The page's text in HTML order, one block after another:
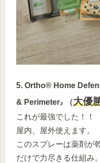
5. Ortho® Home
& Perimeter₂ （大優
これが最強でした！！
屋内、屋外使えます。
このスプレーは薬剤が
だけで力尽きる仕組み。